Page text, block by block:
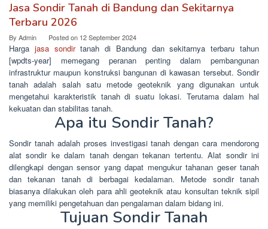
Jasa Sondir Tanah di Bandung dan Sekitarnya
Terbaru 2026
By Admin Posted on 12 September 2024
Harga jasa sondirtanah di Bandung dan sekitarnya terbaru tahun
[wpdts-year] memegang peranan penting dalam pembangunan
infrastruktur maupun konstruksi bangunan di kawasan tersebut. Sondir
tanah adalah salah satu metode geoteknik yang digunakan untuk
mengetahui karakteristik tanah di suatu lokasi. Terutama dalam hal
kekuatan dan stabilitas tanah.
Apa itu Sondir Tanah?
Sondir tanah adalah proses investigasi tanah dengan cara mendorong
alat sondir ke dalam tanah dengan tekanan tertentu. Alat sondir ini
dilengkapi dengan sensor yang dapat mengukur tahanan geser tanah
dan tekanan tanah di berbagai kedalaman. Metode sondir tanah
biasanya dilakukan oleh para ahli geoteknik atau konsultan teknik sipil
yang memiliki pengetahuan dan pengalaman dalam bidang ini.
Tujuan Sondir Tanah